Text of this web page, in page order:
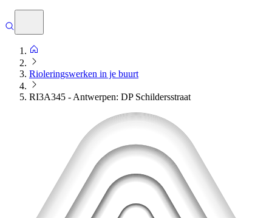
Rioleringswerken in je buurt
RI3A345 - Antwerpen: DP Schildersstraat